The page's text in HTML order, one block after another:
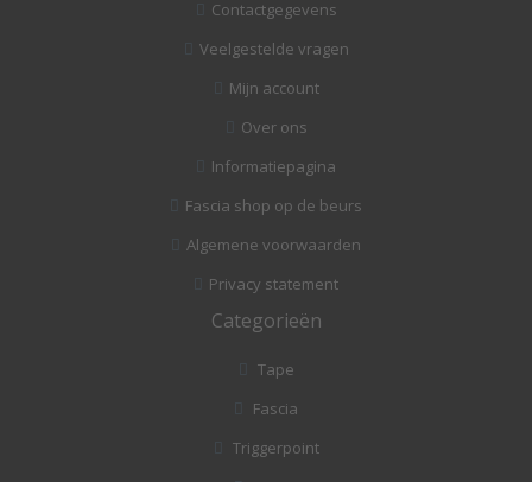
Contactgegevens
Veelgestelde vragen
Mijn account
Over ons
Informatiepagina
Fascia shop op de beurs
Algemene voorwaarden
Privacy statement
Categorieën
Tape
Fascia
Triggerpoint